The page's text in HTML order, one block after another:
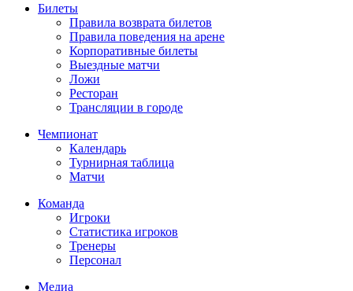
Билеты
Правила возврата билетов
Правила поведения на арене
Корпоративные билеты
Выездные матчи
Ложи
Ресторан
Трансляции в городе
Чемпионат
Календарь
Турнирная таблица
Матчи
Команда
Игроки
Статистика игроков
Тренеры
Персонал
Медиа